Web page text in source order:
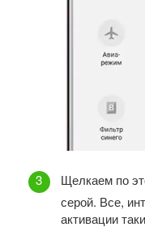
Щелкаем по
серой. Все,
активации